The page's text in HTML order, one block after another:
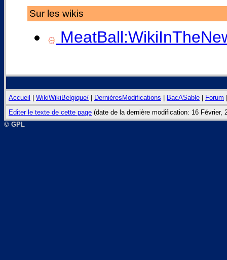
Sur les wikis
Accueil WikiWikiBelgique/ DernièresModifications BacASable Forum
Editer le texte de cette page (date de la dernière modification: 16 Février,
© GPL